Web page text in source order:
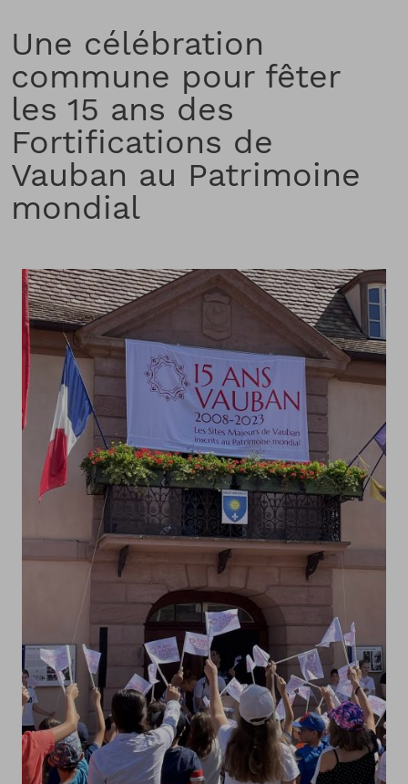
Une célébration
commune pour fêter
les 15 ans des
Fortifications de
Vauban au Patrimoine
mondial